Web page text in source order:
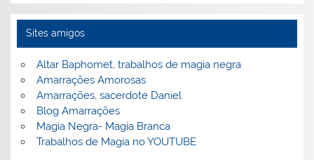
Sites amigos
Altar Baphomet, trabalhos de magia negra
Amarrações Amorosas
Amarrações, sacerdote Daniel
Blog Amarrações
Magia Negra- Magia Branca
Trabalhos de Magia no YOUTUBE